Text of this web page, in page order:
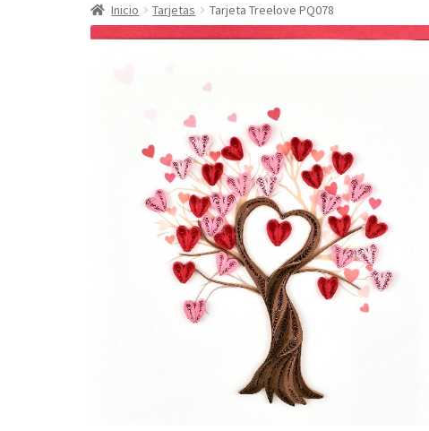
Inicio Tarjetas Tarjeta Treelove PQ078